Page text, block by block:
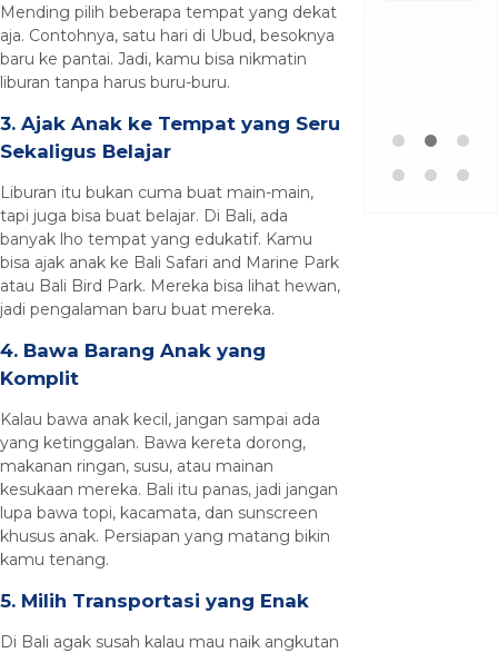
Mending pilih beberapa tempat yang dekat
aja. Contohnya, satu hari di Ubud, besoknya
baru ke pantai. Jadi, kamu bisa nikmatin
liburan tanpa harus buru-buru.
3. Ajak Anak ke Tempat yang Seru
Sekaligus Belajar
Liburan itu bukan cuma buat main-main,
tapi juga bisa buat belajar. Di Bali, ada
banyak lho tempat yang edukatif. Kamu
bisa ajak anak ke Bali Safari and Marine Park
atau Bali Bird Park. Mereka bisa lihat hewan,
jadi pengalaman baru buat mereka.
4. Bawa Barang Anak yang
Komplit
Kalau bawa anak kecil, jangan sampai ada
yang ketinggalan. Bawa kereta dorong,
makanan ringan, susu, atau mainan
kesukaan mereka. Bali itu panas, jadi jangan
lupa bawa topi, kacamata, dan sunscreen
khusus anak. Persiapan yang matang bikin
kamu tenang.
5. Milih Transportasi yang Enak
Di Bali agak susah kalau mau naik angkutan